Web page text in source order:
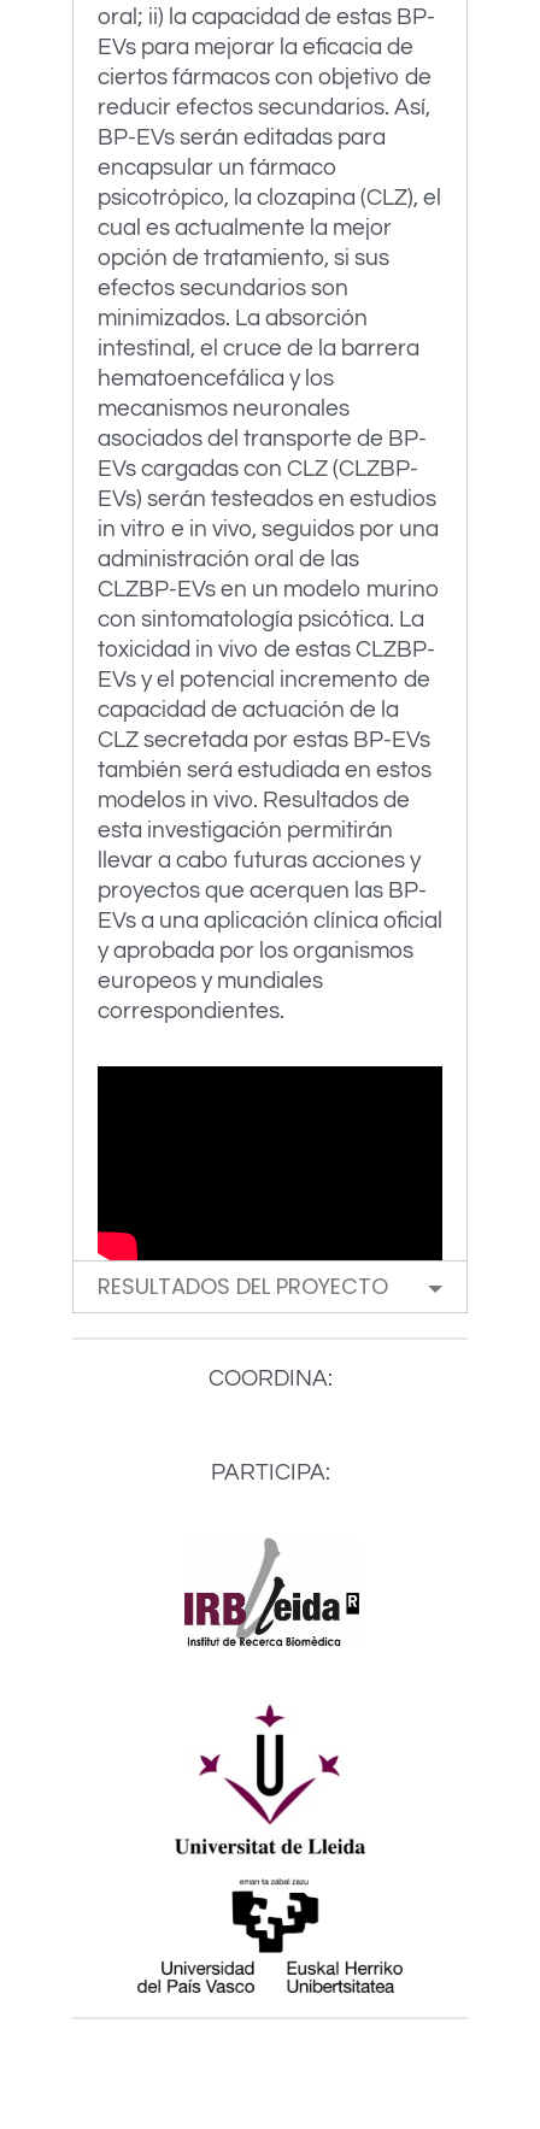
oral; ii) la capacidad de estas BP-
EVs para mejorar la eficacia de
ciertos fármacos con objetivo de
reducir efectos secundarios. Así,
BP-EVs serán editadas para
encapsular un fármaco
psicotrópico, la clozapina (CLZ), el
cual es actualmente la mejor
opción de tratamiento, si sus
efectos secundarios son
minimizados. La absorción
intestinal, el cruce de la barrera
hematoencefálica y los
mecanismos neuronales
asociados del transporte de BP-
EVs cargadas con CLZ (CLZBP-
EVs) serán testeados en estudios
in vitro e in vivo, seguidos por una
administración oral de las
CLZBP-EVs en un modelo murino
con sintomatología psicótica. La
toxicidad in vivo de estas CLZBP-
EVs y el potencial incremento de
capacidad de actuación de la
CLZ secretada por estas BP-EVs
también será estudiada en estos
modelos in vivo. Resultados de
esta investigación permitirán
llevar a cabo futuras acciones y
proyectos que acerquen las BP-
EVs a una aplicación clínica oficial
y aprobada por los organismos
europeos y mundiales
correspondientes.
RESULTADOS DEL PROYECTO
COORDINA:
PARTICIPA: